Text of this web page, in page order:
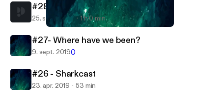
Settling For Eachother
#28- Are we engaged?
25. sept. 2019 1 h 0 min
#27- Where have we been?
9. sept. 20190
#26 - Sharkcast
23. apr. 2019 53 min